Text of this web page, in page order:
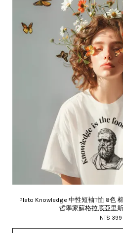
Plato Knowledge 中性短袖T恤 8色
哲學家蘇格拉底亞里
NT$ 399